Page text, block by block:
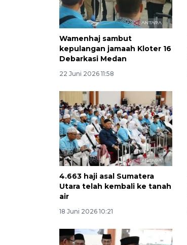
Wamenhaj sambut
kepulangan jamaah Kloter 16
Debarkasi Medan
22 Juni 2026 11:58
4.663 haji asal Sumatera
Utara telah kembali ke tanah
air
18 Juni 2026 10:21